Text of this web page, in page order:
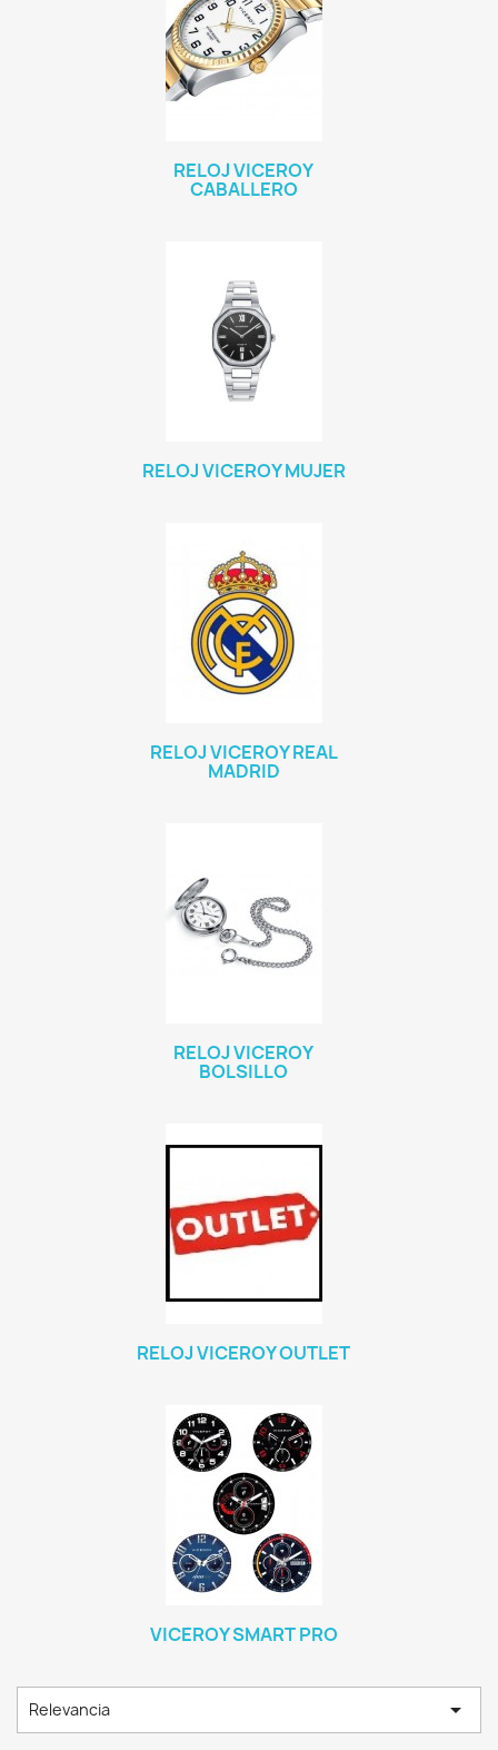
RELOJ VICEROY
CABALLERO
RELOJ VICEROY MUJER
RELOJ VICEROY REAL
MADRID
RELOJ VICEROY
BOLSILLO
RELOJ VICEROY OUTLET
VICEROY SMART PRO
Relevancia 